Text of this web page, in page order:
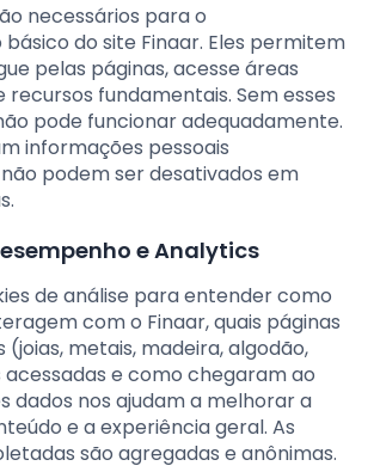
necessários para o
do site Finaar. Eles permitem
pelas páginas, acesse áreas
recursos fundamentais. Sem esses
pode funcionar adequadamente.
informações pessoais
podem ser desativados em
e Analytics
de análise para entender como
com o Finaar, quais páginas
metais, madeira, algodão,
e como chegaram ao
dados nos ajudam a melhorar a
e a experiência geral. As
são agregadas e anônimas.